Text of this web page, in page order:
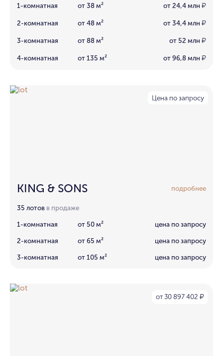
1-комнатная от 38 м² от 24,4 млн ₽
2-комнатная от 48 м² от 34,4 млн ₽
3-комнатная от 88 м² от 52 млн ₽
4-комнатная от 135 м² от 96,8 млн ₽
Цена по запросу
KING & SONS подробнее
35 лотов в продаже
1-комнатная от 50 м² цена по запросу
2-комнатная от 65 м² цена по запросу
3-комнатная от 105 м² цена по запросу
от 30 897 402 ₽